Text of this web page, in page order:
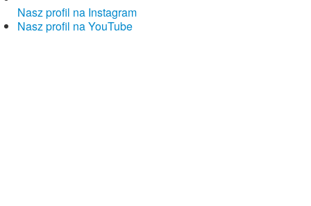
Nasz profil na Instagram
Nasz profil na YouTube